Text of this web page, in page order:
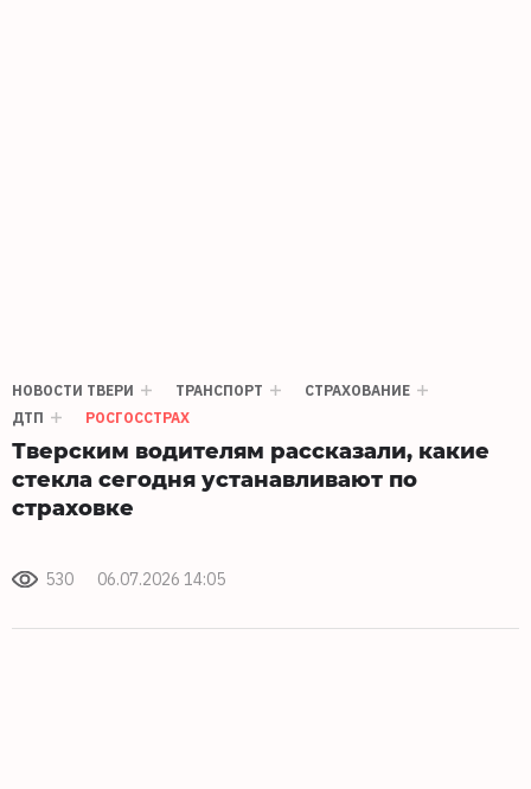
НОВОСТИ ТВЕРИ ТРАНСПОРТ
СТРАХОВАНИЕ
ДТП
РОСГОССТРАХ
Тверским водителям рассказали, какие
стекла сегодня устанавливают по
страховке
530 06.07.2026 14:05